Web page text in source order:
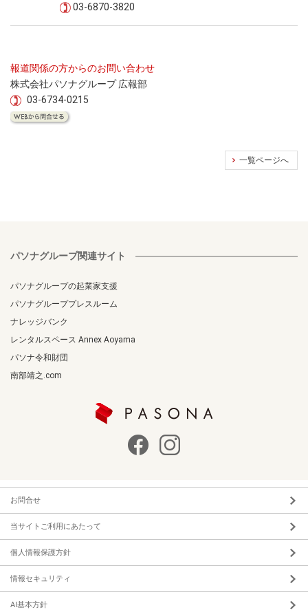
03-6870-3820
報道関係の方からのお問い合わせ
株式会社パソナグループ 広報部
03-6734-0215
一覧ページへ
パソナグループ関連サイト
パソナグループの起業家支援
パソナグループプレスルーム
ナレッジバンク
レンタルスペース Annex Aoyama
パソナ令和財団
南部靖之.com
お問合せ
当サイトご利用にあたって
個人情報保護方針
情報セキュリティ
AI基本方針